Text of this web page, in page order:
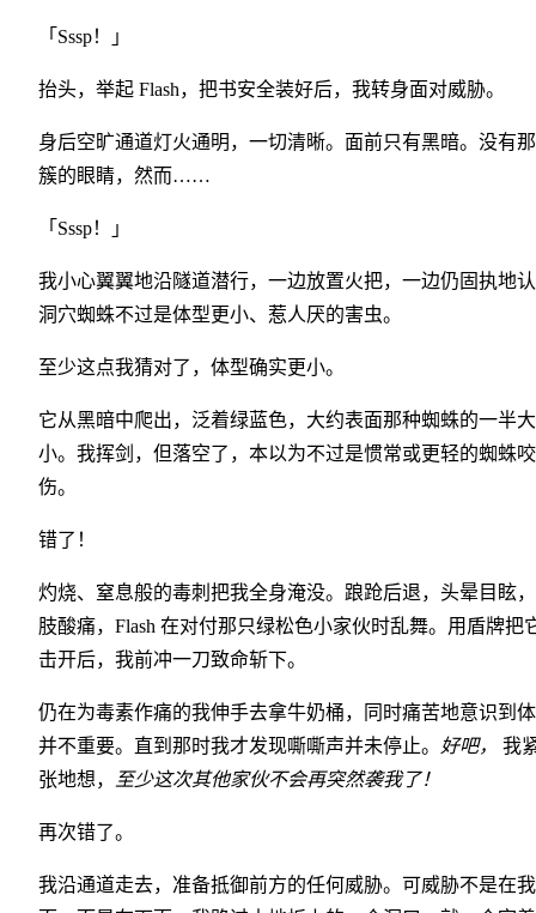
「Sssp！」
抬头，举起 Flash，把书安全装好后，我转身面对威胁。
身后空旷通道灯火通明，一切清晰。面前只有黑暗。没有
簇的眼睛，然而……
「Sssp！」
我小心翼翼地沿隧道潜行，一边放置火把，一边仍固执地
洞穴蜘蛛不过是体型更小、惹人厌的害虫。
至少这点我猜对了，体型确实更小。
它从黑暗中爬出，泛着绿蓝色，大约表面那种蜘蛛的一半大
小。我挥剑，但落空了，本以为不过是惯常或更轻的蜘蛛咬
伤。
错了！
灼烧、窒息般的毒刺把我全身淹没。踉跄后退，头晕目眩
肢酸痛，Flash 在对付那只绿松色小家伙时乱舞。用盾牌把
击开后，我前冲一刀致命斩下。
仍在为毒素作痛的我伸手去拿牛奶桶，同时痛苦地意识到
并不重要。直到那时我才发现嘶嘶声并未停止。
好吧，
我
张地想，
至少这次其他家伙不会再突然袭我了！
再次错了。
我沿通道走去，准备抵御前方的任何威胁。可威胁不是在